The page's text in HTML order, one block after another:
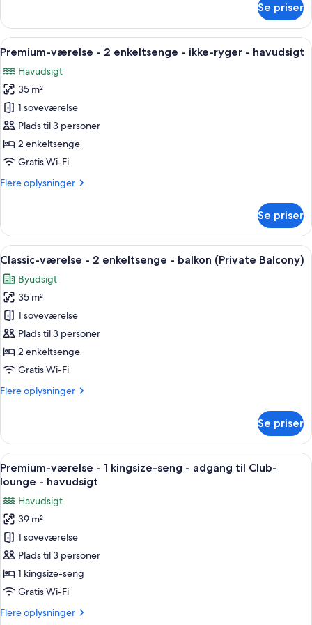
ryger
adgang
til
pool
værelse
2
-
ikke-
ryger
adgang
til
pool
Se priser
Indlæs
alle
billeder
af
Premium-
værelse
-
2
-
-
havudsigt
Et hotelværelse med to senge, et
6
Premium-værelse - 2 enkeltsenge - ikke-ryger - havudsigt
Havudsigt
35 m²
1 soveværelse
Plads til 3 personer
2 enkeltsenge
Gratis Wi-Fi
Flere oplysninger
Flere
værelse
2
-
ikke-
ryger
havudsigt
Se priser
Indlæs
alle
billeder
af
Classic-
værelse
-
2
-
Balcony)
Et hotelværelse med to senge, et
5
Classic-værelse - 2 enkeltsenge - balkon (Private Balcony)
Byudsigt
35 m²
1 soveværelse
Plads til 3 personer
2 enkeltsenge
Gratis Wi-Fi
Flere oplysninger
Flere
værelse
2
enkeltsenge
balkon
(Private
Balcony)
Se priser
Indlæs
alle
billeder
af
Premium-
værelse
-
1
kingsize-
-
Et hotelværelse med en stor seng,
7
Premium-værelse - 1 kingsize-seng - adgang til Club-
lounge - havudsigt
Havudsigt
39 m²
1 soveværelse
Plads til 3 personer
1 kingsize-seng
Gratis Wi-Fi
Flere oplysninger
Flere